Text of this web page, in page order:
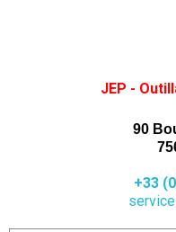
JEP -
90
+33